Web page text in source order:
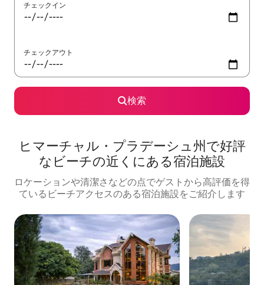
チェックイン
チェックアウト
検索
ヒマーチャル・プラデーシュ州で好評
なビーチの近くにある宿泊施設
ロケーションや清潔さなどの点でゲストから高評価を得
ているビーチアクセスのある宿泊施設をご紹介します